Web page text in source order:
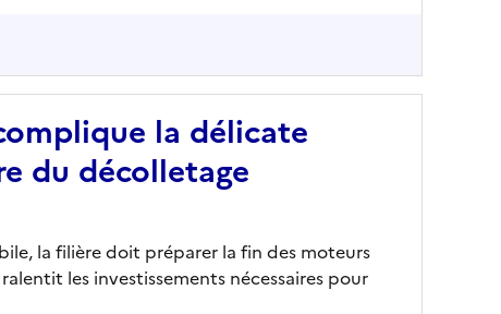
la délicate
du décolletage
la filière doit préparer la fin des moteurs
les investissements nécessaires pour